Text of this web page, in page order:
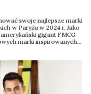
swoje najlepsze marki
w Paryżu w 2024 r. Jako
gigant FMCG
marki inspirowanych